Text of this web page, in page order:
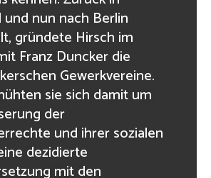
nun nach Berlin
gründete Hirsch im
Franz Duncker die
Gewerkvereine.
sie sich damit um
der
und ihrer sozialen
dezidierte
mit den